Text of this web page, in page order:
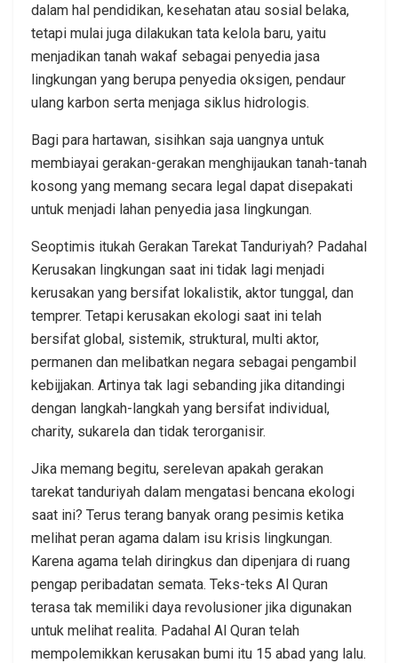
dalam hal pendidikan, kesehatan atau sosial belaka,
tetapi mulai juga dilakukan tata kelola baru, yaitu
menjadikan tanah wakaf sebagai penyedia jasa
lingkungan yang berupa penyedia oksigen, pendaur
ulang karbon serta menjaga siklus hidrologis.
Bagi para hartawan, sisihkan saja uangnya untuk
membiayai gerakan-gerakan menghijaukan tanah-tanah
kosong yang memang secara legal dapat disepakati
untuk menjadi lahan penyedia jasa lingkungan.
Seoptimis itukah Gerakan Tarekat Tanduriyah? Padahal
Kerusakan lingkungan saat ini tidak lagi menjadi
kerusakan yang bersifat lokalistik, aktor tunggal, dan
temprer. Tetapi kerusakan ekologi saat ini telah
bersifat global, sistemik, struktural, multi aktor,
permanen dan melibatkan negara sebagai pengambil
kebijjakan. Artinya tak lagi sebanding jika ditandingi
dengan langkah-langkah yang bersifat individual,
charity, sukarela dan tidak terorganisir.
Jika memang begitu, serelevan apakah gerakan
tarekat tanduriyah dalam mengatasi bencana ekologi
saat ini? Terus terang banyak orang pesimis ketika
melihat peran agama dalam isu krisis lingkungan.
Karena agama telah diringkus dan dipenjara di ruang
pengap peribadatan semata. Teks-teks Al Quran
terasa tak memiliki daya revolusioner jika digunakan
untuk melihat realita. Padahal Al Quran telah
mempolemikkan kerusakan bumi itu 15 abad yang lalu.